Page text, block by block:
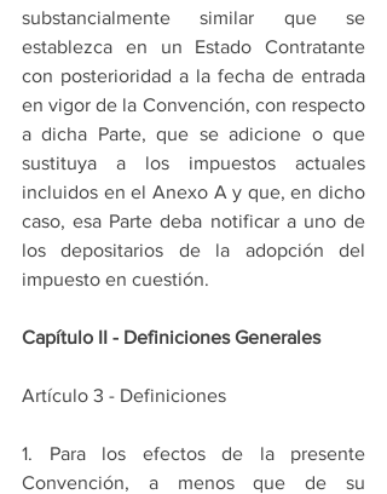
substancialmente similar que se
establezca en un Estado Contratante
con posterioridad a la fecha de entrada
en vigor de la Convención, con respecto
a dicha Parte, que se adicione o que
sustituya a los impuestos actuales
incluidos en el Anexo A y que, en dicho
caso, esa Parte deba notificar a uno de
los depositarios de la adopción del
impuesto en cuestión.
Capítulo II - Definiciones Generales
Artículo 3 - Definiciones
1. Para los efectos de la presente
Convención, a menos que de su